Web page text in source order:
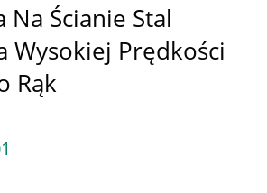
Ścianie Stal
Wysokiej Prędkości
Rąk